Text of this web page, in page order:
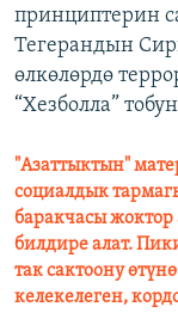
принциптерин
Тегерандын
өлкөлөрдө
“Хезболла”
"Азаттыктын"
социалдык
баракчасы
билдире алат.
так сактоону
келекелеген,